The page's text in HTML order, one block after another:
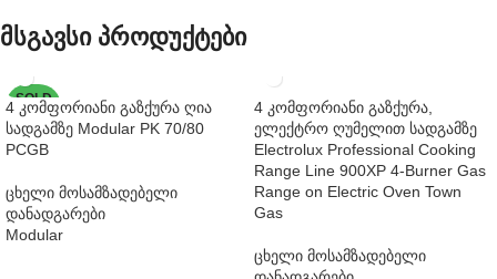
მსგავსი პროდუქტები
SOLD
OUT
4 კომფორიანი გაზქურა ღია
სადგამზე Modular PK 70/80
PCGB
ცხელი მოსამზადებელი
დანადგარები
Modular
4 კომფორიანი გაზქურა,
ელექტრო ღუმელით სადგამზე
Electrolux Professional Cooking
Range Line 900XP 4-Burner Gas
Range on Electric Oven Town
Gas
ცხელი მოსამზადებელი